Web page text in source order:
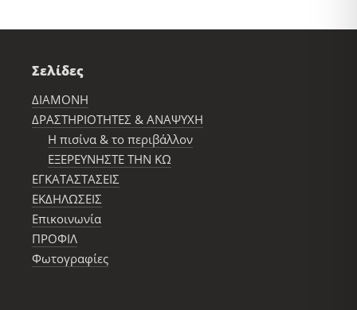
Σελίδες
ΔΙΑΜΟΝΗ
ΔΡΑΣΤΗΡΙΟΤΗΤΕΣ & ΑΝΑΨΥΧΗ
Η πισίνα & το περιβάλλον
ΕΞΕΡΕΥΝΗΣΤΕ ΤΗΝ ΚΩ
ΕΓΚΑΤΑΣΤΑΣΕΙΣ
ΕΚΔΗΛΩΣΕΙΣ
Επικοινωνία
ΠΡΟΦΙΛ
Φωτογραφίες